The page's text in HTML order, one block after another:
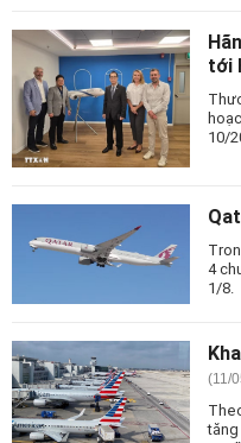
tới
10/
4
1/8.
(11/